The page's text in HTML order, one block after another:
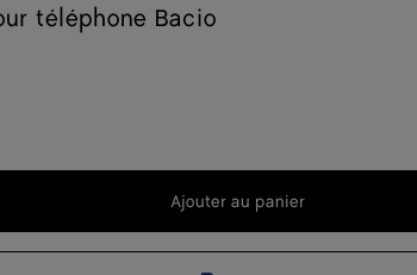
téléphone Bacio
Ajouter
Ajouter au panier
Sélectionner